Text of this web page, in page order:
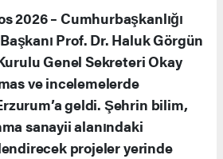
2026 – Cumhurbaşkanlığı
Prof. Dr. Haluk Görgün
Genel Sekreteri Okay
ve incelemelerde
geldi. Şehrin bilim,
sanayii alanındaki
projeler yerinde